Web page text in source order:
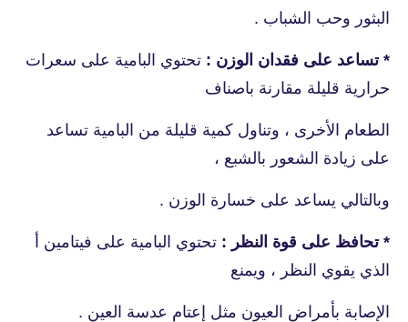
البثور وحب الشباب .
* تساعد على فقدان الوزن : تحتوي البامية على سعرات
حرارية قليلة مقارنة باصناف
الطعام الأخرى ، وتناول كمية قليلة من البامية تساعد
على زيادة الشعور بالشبع ،
وبالتالي يساعد على خسارة الوزن .
* تحافظ على قوة النظر : تحتوي البامية على فيتامين أ
الذي يقوي النظر ، ويمنع
الإصابة بأمراض العيون مثل إعتام عدسة العين .